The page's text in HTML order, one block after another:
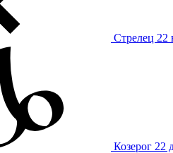
Стрелец 22
Козерог 22